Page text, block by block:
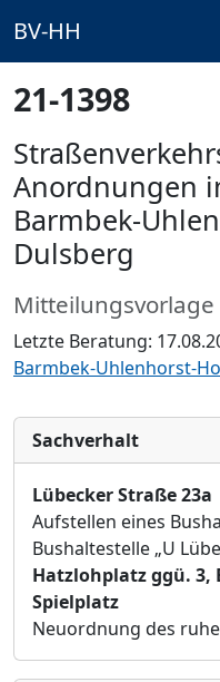
BV-HH
21-1398
Anordnungen
Barmbek-
Dulsberg
Letzte Beratung:
Barmbek-Uhlenhorst-
Sachverhalt
Lübecker Straße 23a
Aufstellen eines
Bushaltestelle „U
Hatzlohplatz ggü.
Spielplatz
Neuordnung des